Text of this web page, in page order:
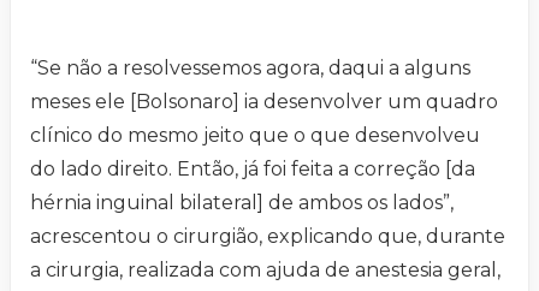
“Se não a resolvessemos agora, daqui a alguns
meses ele [Bolsonaro] ia desenvolver um quadro
clínico do mesmo jeito que o que desenvolveu
do lado direito. Então, já foi feita a correção [da
hérnia inguinal bilateral] de ambos os lados”,
acrescentou o cirurgião, explicando que, durante
a cirurgia, realizada com ajuda de anestesia geral,